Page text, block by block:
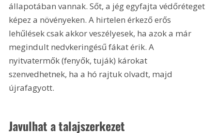
állapotában vannak. Sőt, a jég egyfajta védőréteget
képez a növényeken. A hirtelen érkező erős
lehűlések csak akkor veszélyesek, ha azok a már
megindult nedvkeringésű fákat érik. A
nyitvatermők (fenyők, tuják) károkat
szenvedhetnek, ha a hó rajtuk olvadt, majd
újrafagyott.
Javulhat a talajszerkezet